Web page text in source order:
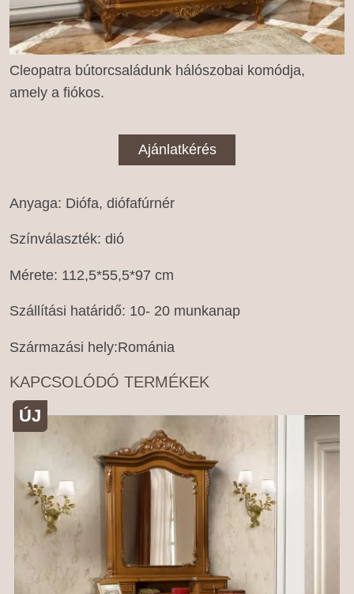
Cleopatra bútorcsaládunk hálószobai komódja,
amely a fiókos.
Ajánlatkérés
Anyaga: Diófa, diófafúrnér
Színválaszték: dió
Mérete: 112,5*55,5*97 cm
Szállítási határidő: 10- 20 munkanap
Származási hely:Románia
KAPCSOLÓDÓ TERMÉKEK
ÚJ